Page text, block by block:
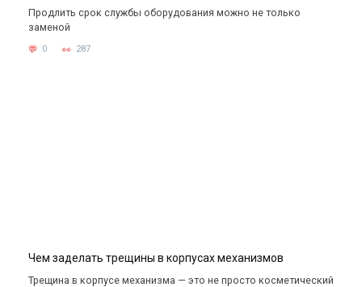
Продлить срок службы оборудования можно не только
заменой
0 287
Чем заделать трещины в корпусах механизмов
Трещина в корпусе механизма — это не просто косметический